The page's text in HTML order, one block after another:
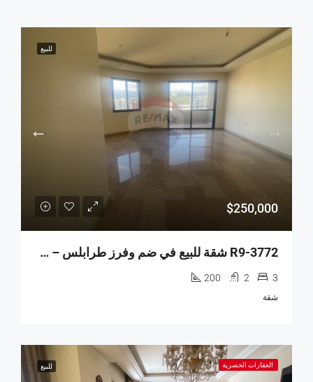
للبيع
$250,000
R9-3772 شقة للبيع في ضم وفرز طرابلس – 200 م²
3
2
200
شقة
العقارات الحصرية للبيع